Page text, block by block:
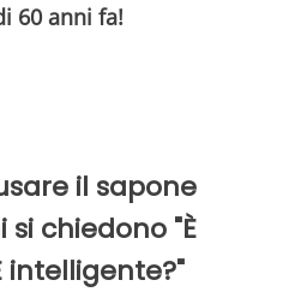
60 anni fa!
il sapone
chiedono "È
intelligente?"